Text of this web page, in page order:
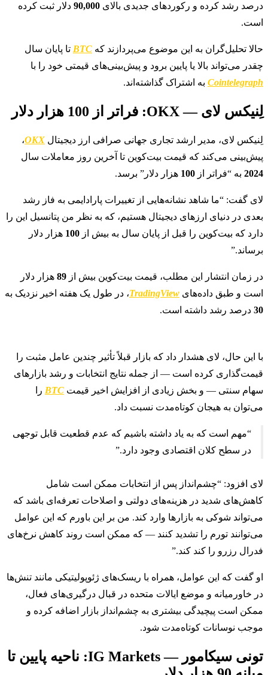
درصد رشد کرده و رکوردهای جدیدی بالای 90,000 دلار ثبت کرده
است.
حالا تحلیل‌گران به این موضوع می‌پردازند که BTC تا پایان سال
چقدر می‌تواند بالا یا پایین برود و پیش‌بینی‌های قیمتی خود را با
Cointelegraph به اشتراک گذاشته‌اند.
لِنیکس لای — OKX: فراتر از 100 هزار دلار
لِنیکس لای، مدیر ارشد تجاری جهانی صرافی ارز دیجیتال OKX،
پیش‌بینی می‌کند که قیمت بیت‌کوین تا آخرین روز معاملات سال
2024 به “فراتر از 100 هزار دلار” برسد.
لای گفت: “ما شاهد نشانه‌هایی از تغییرات پارادایمی به فاز رشد
بعدی در دنیای ارزهای دیجیتال هستیم، که به نظر من پتانسیل این را
دارد که بیت‌کوین را قبل از پایان سال به بیش از 100 هزار دلار
برساند.”
در زمان انتشار این مطلب، قیمت بیت‌کوین بیش از 89 هزار دلار
است و طبق داده‌های TradingView، در طول یک هفته اخیر نزدیک به
30 درصد رشد داشته است.
با این حال، لای هشدار داد که بازار قبلاً تأثیر چندین عامل مثبت را
قیمت‌گذاری کرده است — از جمله نتایج انتخابات و رشد بازارهای
سهام سنتی — و بخش زیادی از افزایش اخیر قیمت BTC را
می‌توان به هیجان کوتاه‌مدت نسبت داد.
“مهم است که به یاد داشته باشیم که عدم قطعیت قابل توجهی
در سطح کلان اقتصادی وجود دارد.”
لای افزود: “چشم‌انداز پس از انتخابات ممکن است شامل
کاهش‌های شدید در هزینه‌های دولتی و اصلاحات تعرفه‌ای باشد که
می‌تواند شوکی به بازارها وارد کند. من بر این باورم که این عوامل
می‌توانند تورم را تشدید کنند — که ممکن است روند کاهش نرخ‌های
فدرال رزرو را کند کند.”
او گفت که این عوامل، همراه با ریسک‌های ژئوپولیتیکی مانند تنش‌ها
در خاورمیانه و موضع ایالات متحده در قبال درگیری‌های فعال،
ممکن است پیچیدگی بیشتری به چشم‌انداز بازار اضافه کرده و
موجب نوسانات کوتاه‌مدت شود.
تونی سیکامور — IG Markets: ناحیه پایین تا